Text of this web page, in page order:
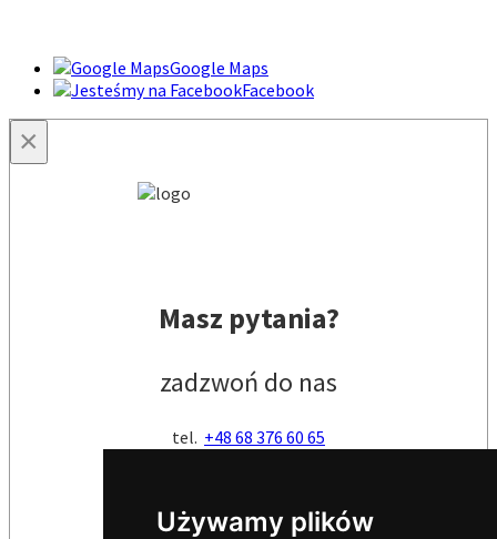
Używamy plików
Google Maps
Facebook
×
Masz pytania?
zadzwoń do nas
tel. +48 68 376 60 65